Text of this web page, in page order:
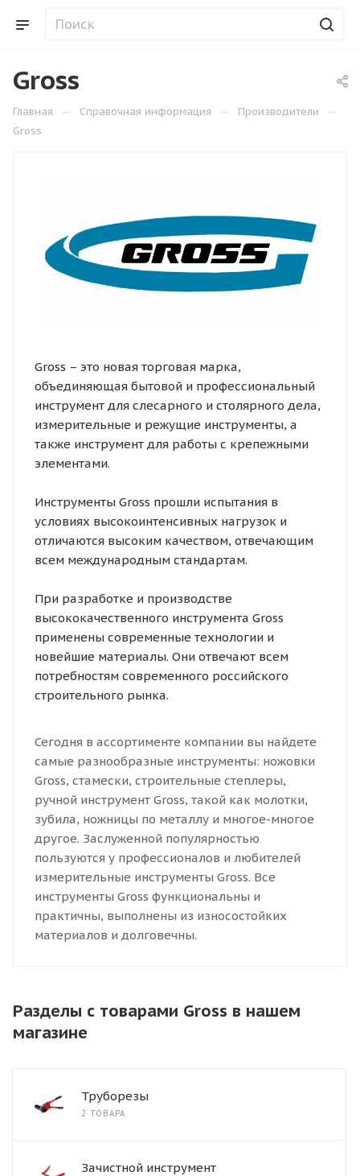
Gross
Главная — Справочная информация — Производители —
Gross
Gross – это новая торговая марка,
объединяющая бытовой и профессиональный
инструмент для слесарного и столярного дела,
измерительные и режущие инструменты, а
также инструмент для работы с крепежными
элементами.
Инструменты Gross прошли испытания в
условиях высокоинтенсивных нагрузок и
отличаются высоким качеством, отвечающим
всем международным стандартам.
При разработке и производстве
высококачественного инструмента Gross
применены современные технологии и
новейшие материалы. Они отвечают всем
потребностям современного российского
строительного рынка.
Сегодня в ассортименте компании вы найдете
самые разнообразные инструменты: ножовки
Gross, стамески, строительные степлеры,
ручной инструмент Gross, такой как молотки,
зубила, ножницы по металлу и многое-многое
другое. Заслуженной популярностью
пользуются у профессионалов и любителей
измерительные инструменты Gross. Все
инструменты Gross функциональны и
практичны, выполнены из износостойких
материалов и долговечны.
Разделы с товарами Gross в нашем
магазине
Труборезы
2 ТОВАРА
Зачистной инструмент